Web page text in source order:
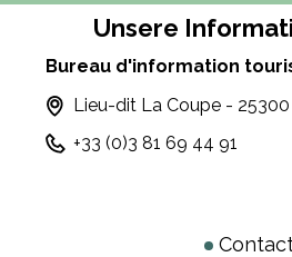
Unsere
Bureau d'information
Lieu-dit La Coupe - 25300
+33 (0)3 81 69 44 91